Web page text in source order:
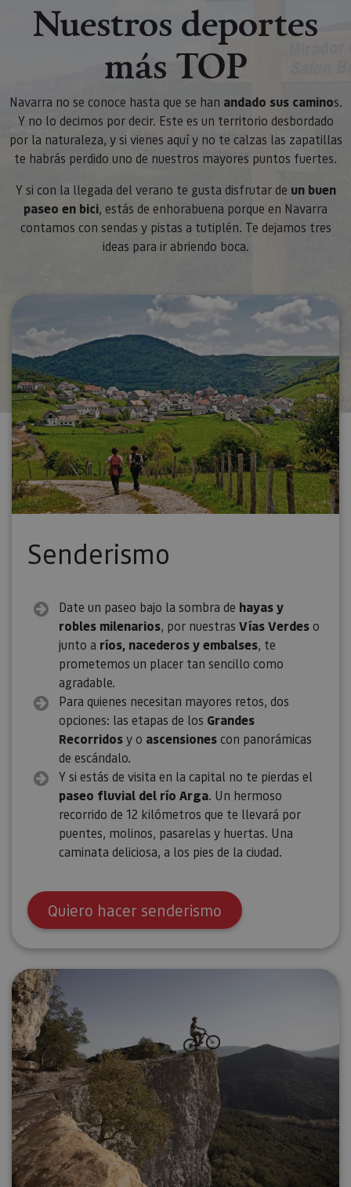
Nuestros deportes
más TOP
Navarra no se conoce hasta que se han andado sus caminos.
Y no lo decimos por decir. Este es un territorio desbordado
por la naturaleza, y si vienes aquí y no te calzas las zapatillas
te habrás perdido uno de nuestros mayores puntos fuertes.
Y si con la llegada del verano te gusta disfrutar de un buen
paseo en bici, estás de enhorabuena porque en Navarra
contamos con sendas y pistas a tutiplén. Te dejamos tres
ideas para ir abriendo boca.
Senderismo
Date un paseo bajo la sombra de hayas y
robles milenarios, por nuestras Vías Verdeso
junto a ríos, nacederos y embalses, te
prometemos un placer tan sencillo como
agradable.
Para quienes necesitan mayores retos, dos
opciones: las etapas de los Grandes
Recorridosy o ascensionescon panorámicas
de escándalo.
Y si estás de visita en la capital no te pierdas el
paseo fluvial del río Arga. Un hermoso
recorrido de 12 kilómetros que te llevará por
puentes, molinos, pasarelas y huertas. Una
caminata deliciosa, a los pies de la ciudad.
Quiero hacer senderismo